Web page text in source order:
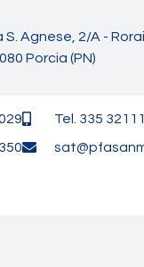
S. Agnese, 2/A -
Porcia (PN)
Tel. 335